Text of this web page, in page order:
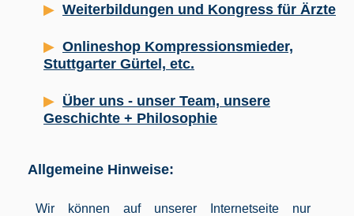
Weiterbildungen und Kongress für Ärzte
Onlineshop Kompressionsmieder,
Stuttgarter Gürtel, etc.
Über uns - unser Team, unsere
Geschichte + Philosophie
Allgemeine Hinweise:
Wir können auf unserer Internetseite nur